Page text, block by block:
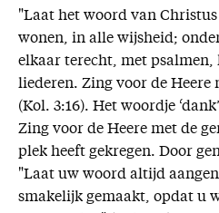
"Laat het woord van
wonen, in alle wijsheid;
elkaar terecht, met psalmen,
liederen. Zing voor de
(Kol. 3:16). Het woordje
Zing voor de Heere met de
plek heeft gekregen. Door
"Laat uw woord altijd
smakelijk gemaakt, opdat u